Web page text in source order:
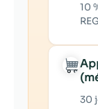
10
30